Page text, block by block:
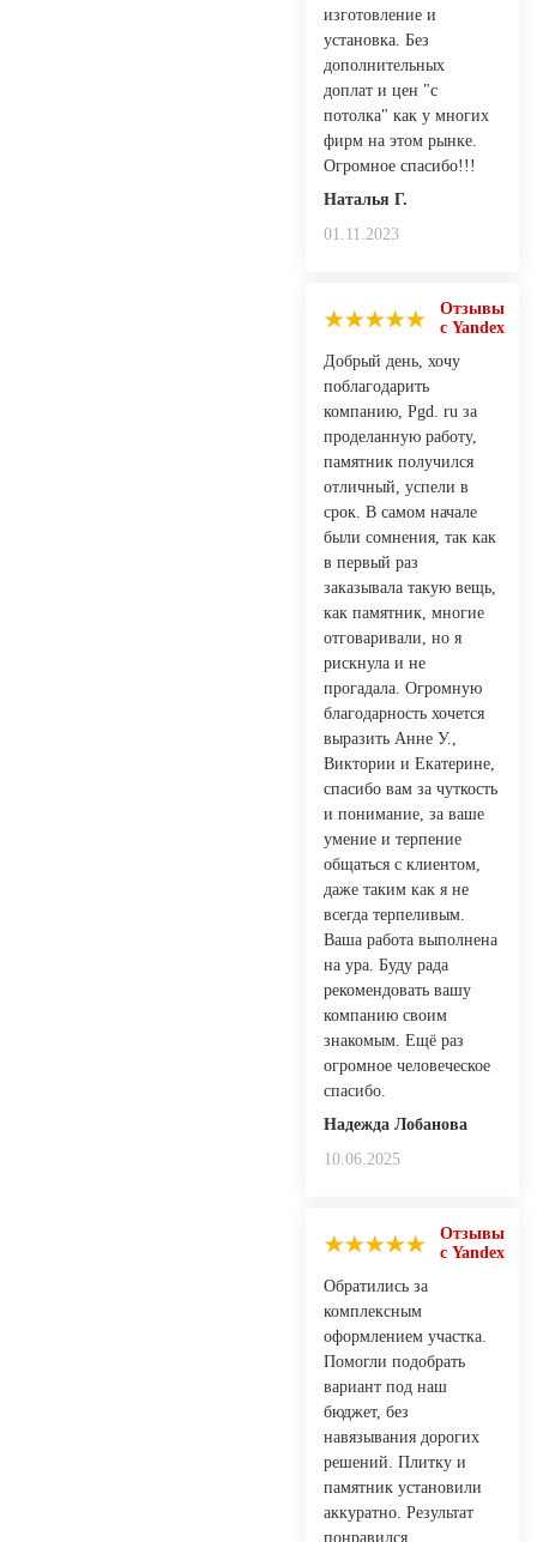
изготовление и
установка. Без
дополнительных
доплат и цен "с
потолка" как у многих
фирм на этом рынке.
Огромное спасибо!!!
Наталья Г.
01.11.2023
Отзывы
с Yandex
Добрый день, хочу
поблагодарить
компанию, Pgd. ru за
проделанную работу,
памятник получился
отличный, успели в
срок. В самом начале
были сомнения, так как
в первый раз
заказывала такую вещь,
как памятник, многие
отговаривали, но я
рискнула и не
прогадала. Огромную
благодарность хочется
выразить Анне У.,
Виктории и Екатерине,
спасибо вам за чуткость
и понимание, за ваше
умение и терпение
общаться с клиентом,
даже таким как я не
всегда терпеливым.
Ваша работа выполнена
на ура. Буду рада
рекомендовать вашу
компанию своим
знакомым. Ещё раз
огромное человеческое
спасибо.
Надежда Лобанова
10.06.2025
Отзывы
с Yandex
Обратились за
комплексным
оформлением участка.
Помогли подобрать
вариант под наш
бюджет, без
навязывания дорогих
решений. Плитку и
памятник установили
аккуратно. Результат
понравился.